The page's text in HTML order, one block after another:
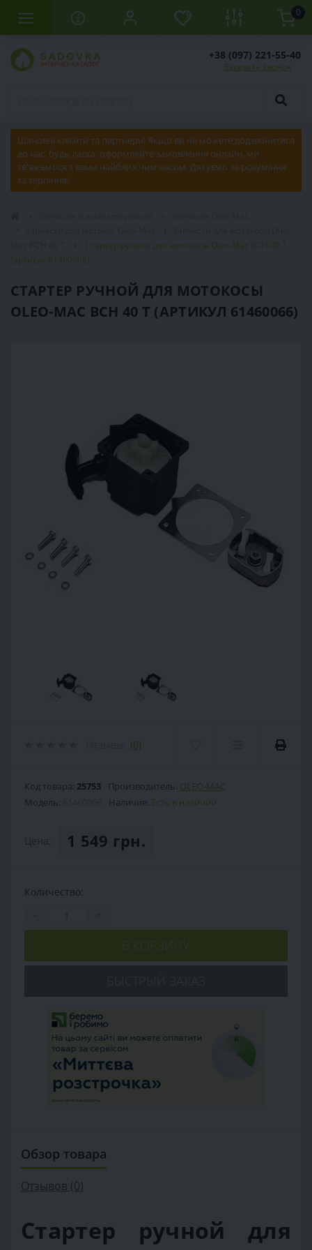
0
+38 (097) 221-55-40
Заказать звонок
Шановні клієнти та партнери! Якщо ви не можете додзвонитися
до нас, будь ласка, оформляйте замовлення онлайн, ми
зв'яжемося з вами найближчим часом. Дякуємо за розуміння
та терпіння!
Стартер ручной для мотокосы Oleo-Mac BCH 40 T
(артикул 61460066)
СТАРТЕР РУЧНОЙ ДЛЯ МОТОКОСЫ
OLEO-MAC BCH 40 T (АРТИКУЛ 61460066)
(0)
Код товара: 25753 Производитель: OLEO-MAC
Модель:
Наличие: Есть в наличии
1 549 грн.
Количество:
В КОРЗИНУ
Обзор товара
Отзывов (0)
Стартер ручной для